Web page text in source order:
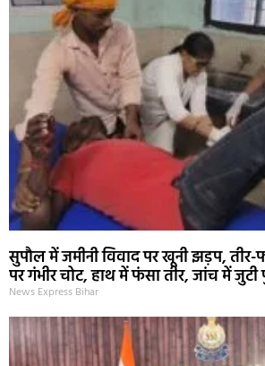
सुपौल में जमीनी विवाद पर खूनी झड़प,
पर गंभीर चोट, हाथ में फंसा तीर, जांच में
News Express Bihar